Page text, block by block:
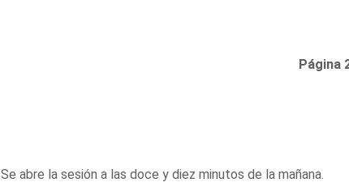
Página
Se abre la sesión a las doce y diez minutos de la mañana.